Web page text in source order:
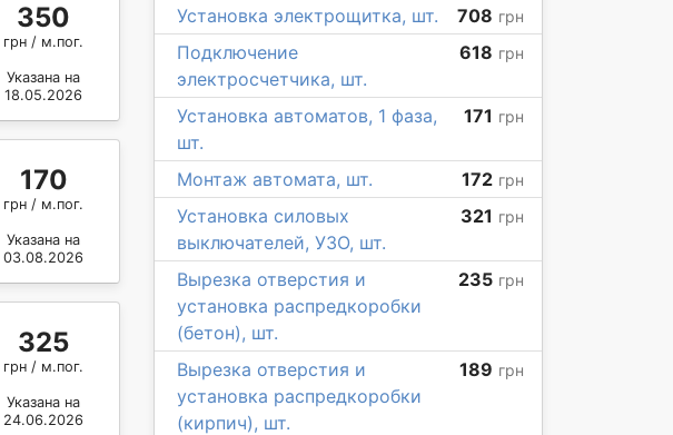
350
грн / м.пог.
Указана на
18.05.2026
170
грн / м.пог.
Указана на
03.08.2026
325
грн / м.пог.
Указана на
24.06.2026
Установка электрощитка, шт. 708 грн
Подключение
электросчетчика, шт.
618 грн
Установка автоматов, 1 фаза,
шт.
171 грн
Монтаж автомата, шт. 172 грн
Установка силовых
выключателей, УЗО, шт.
321 грн
Вырезка отверстия и
установка распредкоробки
(бетон), шт.
235 грн
Вырезка отверстия и
установка распредкоробки
(кирпич), шт.
189 грн